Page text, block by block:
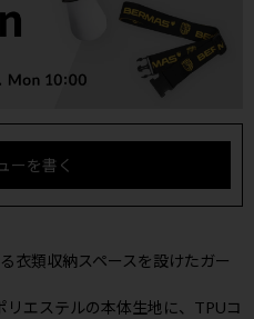
ーを書く
衣類収納スペースを設けたガー
エステルの本体生地に、TPUコ